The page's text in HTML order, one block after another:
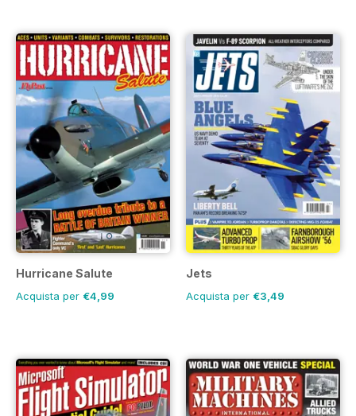
Hurricane Salute
Acquista per €4,99
Jets
Acquista per €3,49